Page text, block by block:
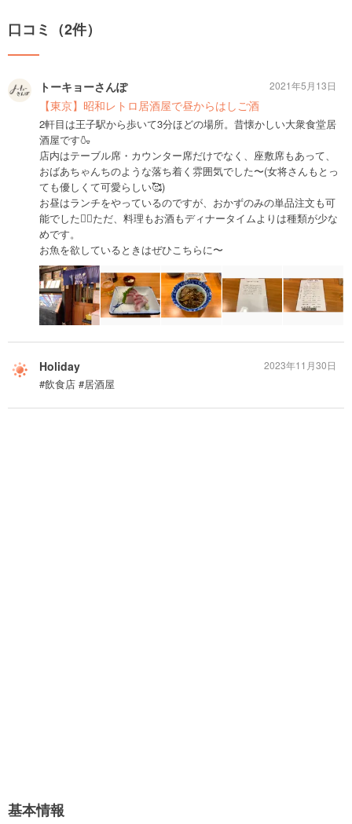
口コミ（2件）
トーキョーさんぽ
【東京】昭和レトロ居酒屋で昼からはしご酒
2軒目は王子駅から歩いて3分ほどの場所。昔懐かしい大衆食堂居
酒屋です🍶
店内はテーブル席・カウンター席だけでなく、座敷席もあって、
おばあちゃんちのような落ち着く雰囲気でした〜(女将さんもとっ
ても優しくて可愛らしい🥰)
お昼はランチをやっているのですが、おかずのみの単品注文も可
能でした🙆‍♀️ただ、料理もお酒もディナータイムよりは種類が少な
めです。
お魚を欲しているときはぜひこちらに〜
2021年5月13日
Holiday
#飲食店 #居酒屋
2023年11月30日
基本情報